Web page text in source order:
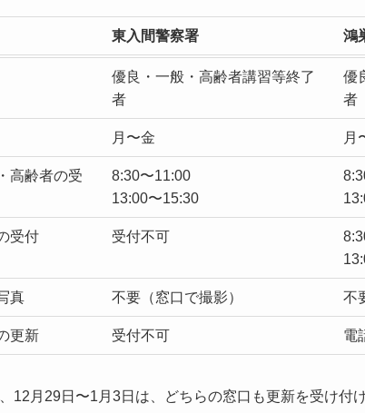
東入間警察署 鴻
優良・一般・高齢者講習等終了
者
優
者
月〜金 月
高齢者の受
8:30〜11:00
13:00〜15:30
受付 受付不可
真 不要（窓口で撮影） 不
更新 受付不可 電
12月29日〜1月3日は、どちらの窓口も更新を受け付